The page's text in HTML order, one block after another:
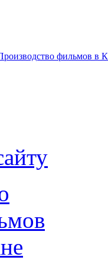
фильмов в